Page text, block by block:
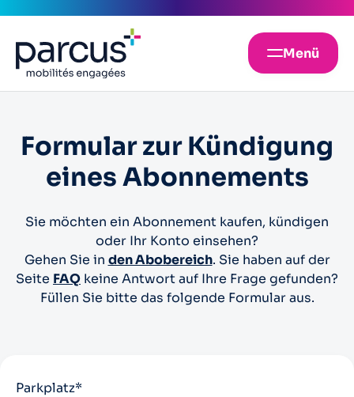
Menü
Formular zur Kündigung
eines Abonnements
Sie möchten ein Abonnement kaufen, kündigen
oder Ihr Konto einsehen?
Gehen Sie in den Abobereich. Sie haben auf der
Seite FAQ keine Antwort auf Ihre Frage gefunden?
Füllen Sie bitte das folgende Formular aus.
Parkplatz*